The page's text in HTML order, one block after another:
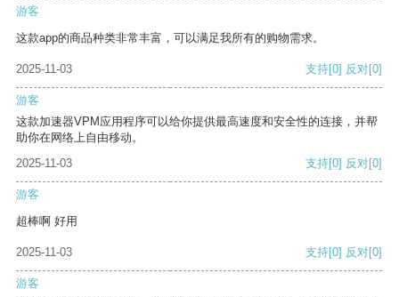
游客
这款app的商品种类非常丰富，可以满足我所有的购物需求。
2025-11-03 支持[0] 反对[0]
游客
这款加速器VPM应用程序可以给你提供最高速度和安全性的连接，并帮
助你在网络上自由移动。
2025-11-03
支持[0] 反对[0]
游客
超棒啊 好用
2025-11-03 支持[0] 反对[0]
游客